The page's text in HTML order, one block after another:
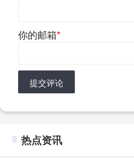
你的邮箱*
提交评论
热点资讯